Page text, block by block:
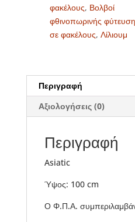
φακέλους, Βολβοί
φθινοπωρινής
σε φακέλους, Λίλιουμ
Περιγραφή
Αξιολογήσεις (0)
Περιγραφή
Asiatic
Ύψος: 100 cm
Ο Φ.Π.Α.